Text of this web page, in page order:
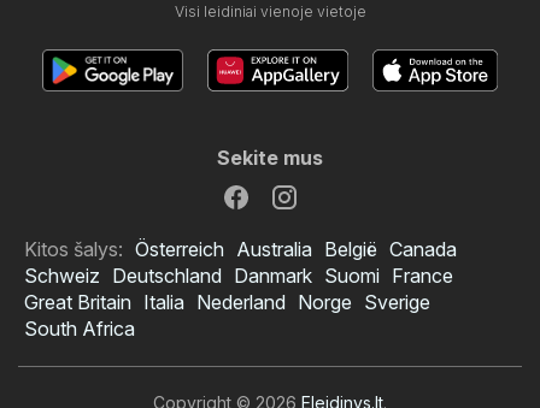
Visi leidiniai vienoje vietoje
Sekite mus
Kitos šalys: Österreich Australia België Canada
Schweiz Deutschland Danmark Suomi France
Great Britain Italia Nederland Norge Sverige
South Africa
Copyright © 2026 Eleidinys.lt.